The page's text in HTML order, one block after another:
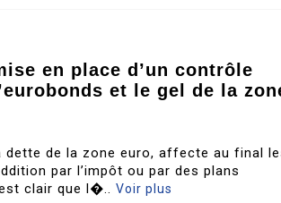
en place d’un contrôle
et le gel de la
dette de la zone euro, affecte au final
par l’impôt ou par des plans
clair que l�.. Voir plus